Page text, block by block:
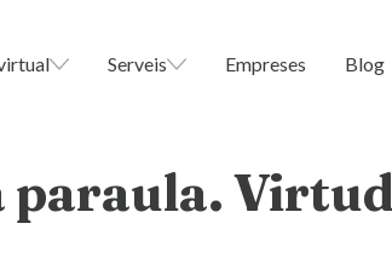
Serveis Empreses Blog
paraula.